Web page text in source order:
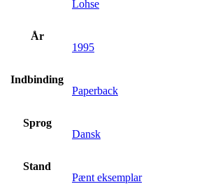
Lohse
År
1995
Indbinding
Paperback
Sprog
Dansk
Stand
Pænt eksemplar